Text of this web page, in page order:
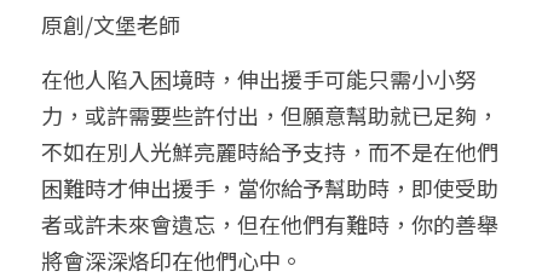
人氣最高
站長精選
臉書生活
好書推廌
八字視頻
陽宅視頻
線上直播
自我挑戰
八字初階班2
八字進階班
八字中階班
八字高階班
五人實戰班
八字完整班
《十神高階實戰錄》完整典藏版
科學八字推理PDF
八字批命
小兒命名
我的著作
科學八字推理1
科學八字推理2
科學八字推理3
科學八字輕鬆學
與我預約
批命預約
上課預約
常見問題
登錄 /註冊
搜索
繁體中文
原創/文堡老師
在他人陷入困境時，伸出援手可能只需小小努
力，或許需要些許付出，但願意幫助就已足夠，
不如在別人光鮮亮麗時給予支持，而不是在他們
困難時才伸出援手，當你給予幫助時，即使受助
者或許未來會遺忘，但在他們有難時，你的善舉
將會深深烙印在他們心中。